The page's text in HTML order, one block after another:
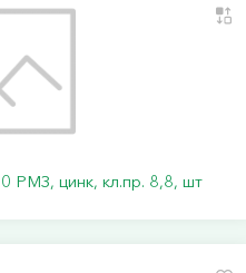
РМЗ, цинк, кл.пр. 8,8, шт